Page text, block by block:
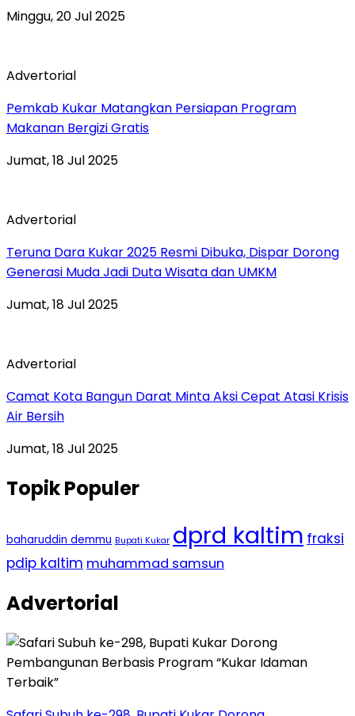
Minggu, 20 Jul 2025
Advertorial
Pemkab Kukar Matangkan Persiapan Program
Makanan Bergizi Gratis
Jumat, 18 Jul 2025
Advertorial
Teruna Dara Kukar 2025 Resmi Dibuka, Dispar Dorong
Generasi Muda Jadi Duta Wisata dan UMKM
Jumat, 18 Jul 2025
Advertorial
Camat Kota Bangun Darat Minta Aksi Cepat Atasi Krisis
Air Bersih
Jumat, 18 Jul 2025
Topik Populer
baharuddin demmu Bupati Kukar dprd kaltim fraksi
pdip kaltim muhammad samsun
Advertorial